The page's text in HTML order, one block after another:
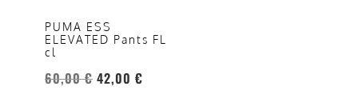
PUMA ESS
ELEVATED Pants FL
cl
60,00€ 42,00 €
opzioni
possono
essere
scelte